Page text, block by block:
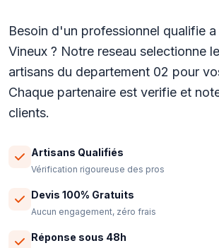
Besoin d'un professionnel qualifie
Vineux ? Notre reseau selectionne
artisans du departement 02 pour
Chaque partenaire est verifie et
clients.
Artisans Qualifiés
Vérification rigoureuse des pros
Devis 100% Gratuits
Aucun engagement, zéro frais
Réponse sous 48h